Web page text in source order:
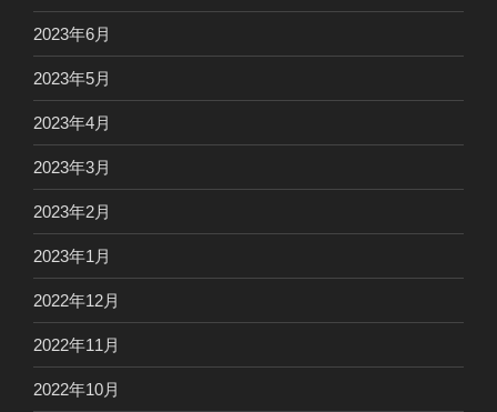
2023年6月
2023年5月
2023年4月
2023年3月
2023年2月
2023年1月
2022年12月
2022年11月
2022年10月